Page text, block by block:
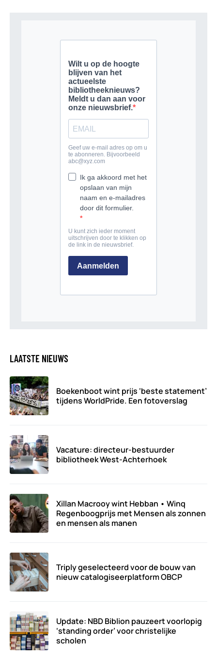
LAATSTE NIEUWS
Boekenboot wint prijs ‘beste statement’
tijdens WorldPride. Een fotoverslag
Vacature: directeur-bestuurder
bibliotheek West-Achterhoek
Xillan Macrooy wint Hebban • Winq
Regenboogprijs met Mensen als zonnen
en mensen als manen
Triply geselecteerd voor de bouw van
nieuw catalogiseerplatform OBCP
Update: NBD Biblion pauzeert voorlopig
‘standing order’ voor christelijke
scholen